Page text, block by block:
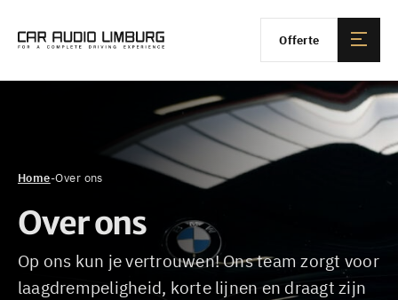
Offerte
Home-Over ons
Over ons
Op ons kun je vertrouwen! Ons team zorgt voor
laagdrempeligheid, korte lijnen en draagt zijn